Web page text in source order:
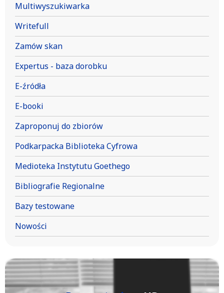
Multiwyszukiwarka
Writefull
Zamów skan
Expertus - baza dorobku
E-źródła
E-booki
Zaproponuj do zbiorów
Podkarpacka Biblioteka Cyfrowa
Medioteka Instytutu Goethego
Bibliografie Regionalne
Bazy testowane
Nowości